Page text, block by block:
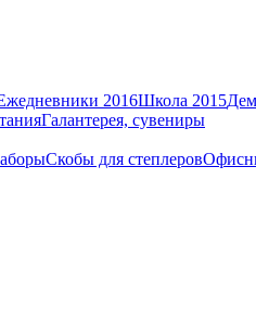
2016Школа 2015
Галантерея, сувениры
Скобы для степлеров